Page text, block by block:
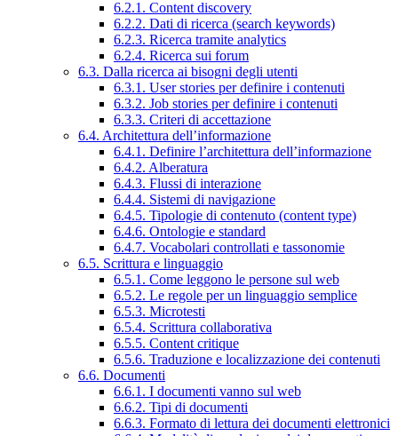
6.2.1. Content discovery
6.2.2. Dati di ricerca (search keywords)
6.2.3. Ricerca tramite analytics
6.2.4. Ricerca sui forum
6.3. Dalla ricerca ai bisogni degli utenti
6.3.1. User stories per definire i contenuti
6.3.2. Job stories per definire i contenuti
6.3.3. Criteri di accettazione
6.4. Architettura dell’informazione
6.4.1. Definire l’architettura dell’informazione
6.4.2. Alberatura
6.4.3. Flussi di interazione
6.4.4. Sistemi di navigazione
6.4.5. Tipologie di contenuto (content type)
6.4.6. Ontologie e standard
6.4.7. Vocabolari controllati e tassonomie
6.5. Scrittura e linguaggio
6.5.1. Come leggono le persone sul web
6.5.2. Le regole per un linguaggio semplice
6.5.3. Microtesti
6.5.4. Scrittura collaborativa
6.5.5. Content critique
6.5.6. Traduzione e localizzazione dei contenuti
6.6. Documenti
6.6.1. I documenti vanno sul web
6.6.2. Tipi di documenti
6.6.3. Formato di lettura dei documenti elettronici